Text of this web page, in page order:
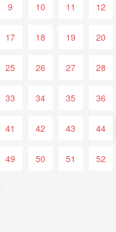
9 10 11 12
17 18 19 20
25 26 27 28
33 34 35 36
41 42 43 44
49 50 51 52